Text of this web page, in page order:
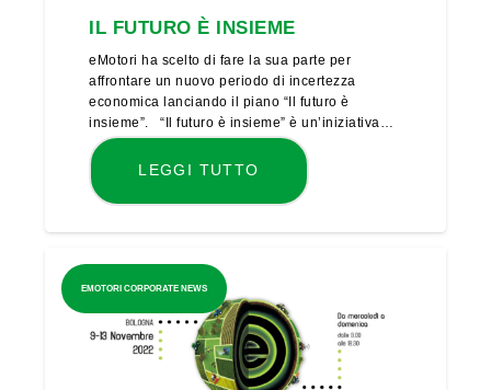
IL FUTURO È INSIEME
eMotori ha scelto di fare la sua parte per
affrontare un nuovo periodo di incertezza
economica lanciando il piano “Il futuro è
insieme”. “Il futuro è insieme” è un’iniziativa…
LEGGI TUTTO
EMOTORI CORPORATE NEWS